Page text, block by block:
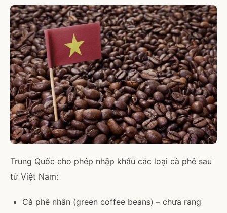
Trung Quốc cho phép nhập khẩu các loại cà phê sau
từ Việt Nam:
Cà phê nhân (green coffee beans) – chưa rang